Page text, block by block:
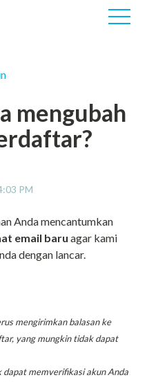
mengubah
PM
Anda mencantumkan
email baru agar kami
dengan lancar.
mengirimkan balasan ke
yang mungkin tidak dapat
dapat memverifikasi akun Anda